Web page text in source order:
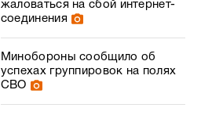
жаловаться на сбой интернет-
соединения
Минобороны сообщило об
успехах группировок на полях
СВО